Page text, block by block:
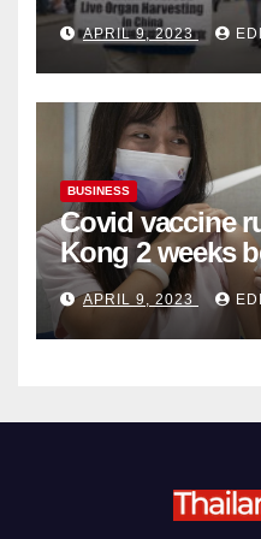
Complicity in
Organ
APRIL 9, 2023
BUSINESS
Covid vaccine
Kong 2 weeks
become
APRIL 9, 2023